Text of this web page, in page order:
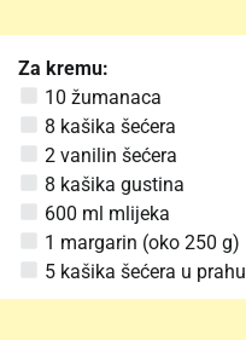
Za kremu:
10 žumanaca
8 kašika šećera
2 vanilin šećera
8 kašika gustina
600 ml mlijeka
1 margarin (oko 250 g)
5 kašika šećera u prahu